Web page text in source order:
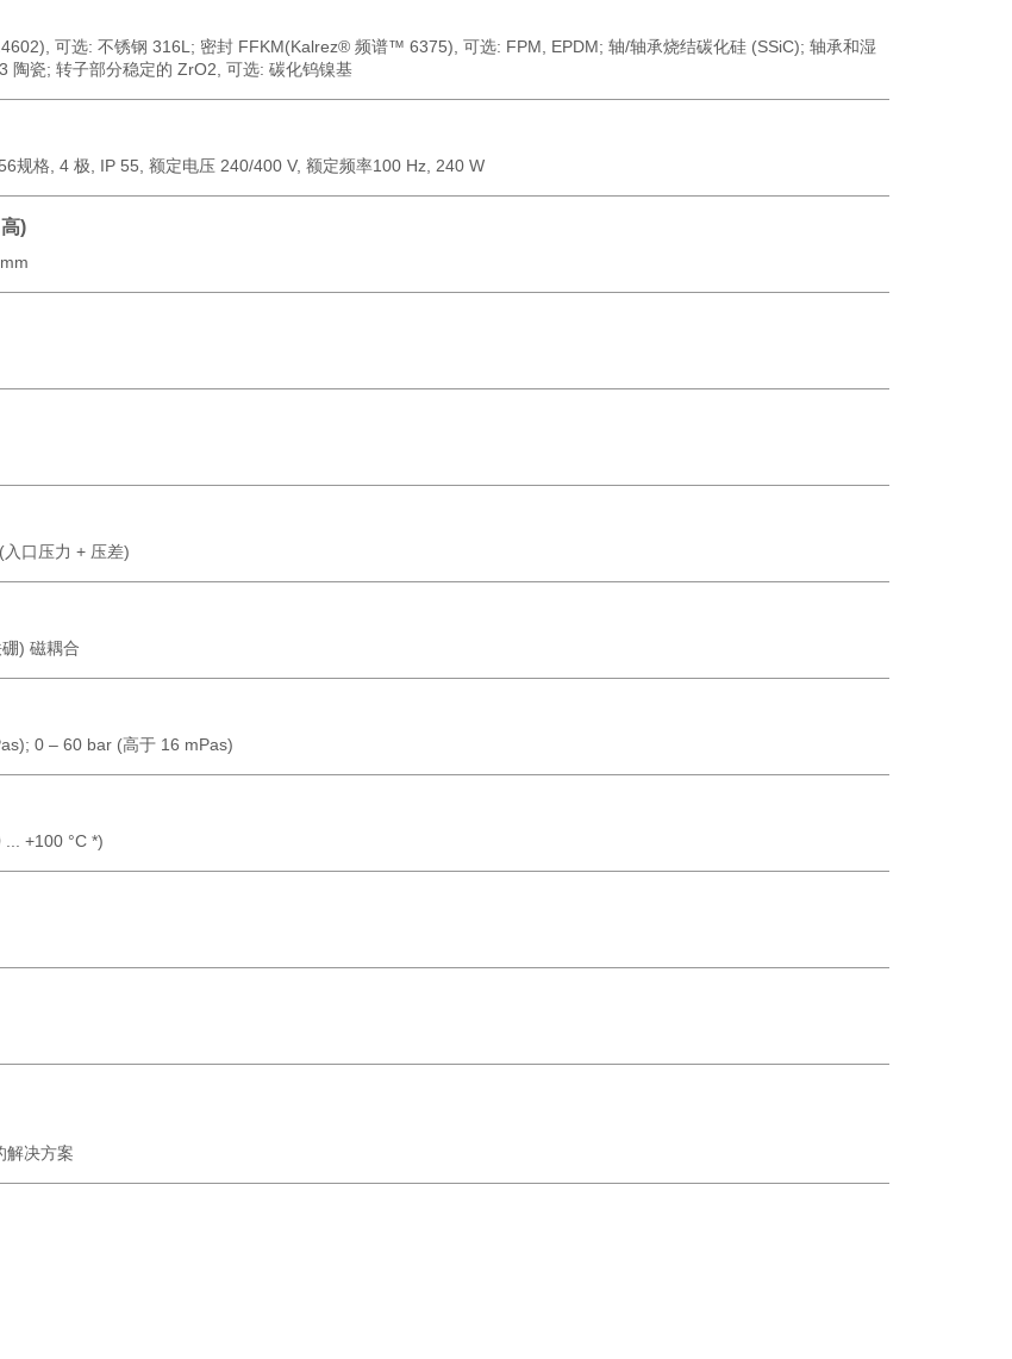
可选: 不锈钢 316L; 密封 FFKM(Kalrez® 频谱™ 6375), 可选: FPM, EPDM; 轴/轴承烧结碳化硅(SSiC); 轴承和湿
陶瓷; 转子部分稳定的 ZrO2 可选: 碳化钨镍基
规格, 4 极, IP 55, 额定电压 240/400 V, 额定频率100 Hz, 240 W
)
入口压力 + 压差)
) 磁耦合
0 – 60 bar (高于 16 mPas)
+100 °C *)
解决方案